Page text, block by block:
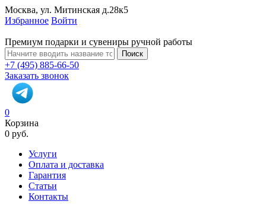
Москва, ул. Митинская д.28к5
Избранное Войти
Премиум подарки и сувениры ручной работы
Поиск
+7 (495) 885-66-50
Заказать звонок
0
Корзина
0 руб.
Услуги
Оплата и доставка
Гарантия
Статьи
Контакты